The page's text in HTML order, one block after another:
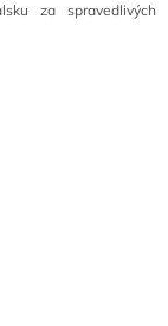
za spravedlivých